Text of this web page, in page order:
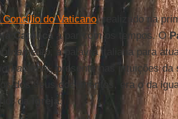
Concílio do Vaticano, realizado na
Católicaa par com os tempos. O
, a palavra italiana para
, presente nas intuições
dos seus documentos, era o da
da
Igreja.